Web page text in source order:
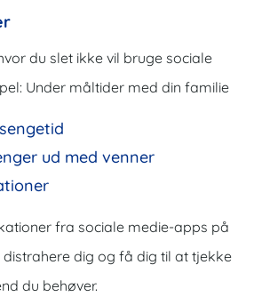
du slet ikke vil bruge sociale
Under måltider med din familie
ud med venner
fra sociale medie-apps på
distrahere dig og få dig til at tjekke
du behøver.